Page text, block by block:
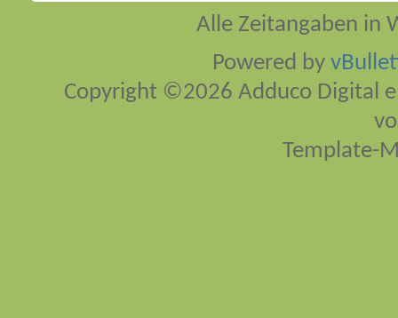
Alle Zeitangaben in
Powered by
Copyright ©2026 Adduco Digital
Template-